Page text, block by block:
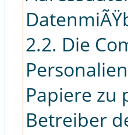
2.2. Die
Papiere zu
Betreiber